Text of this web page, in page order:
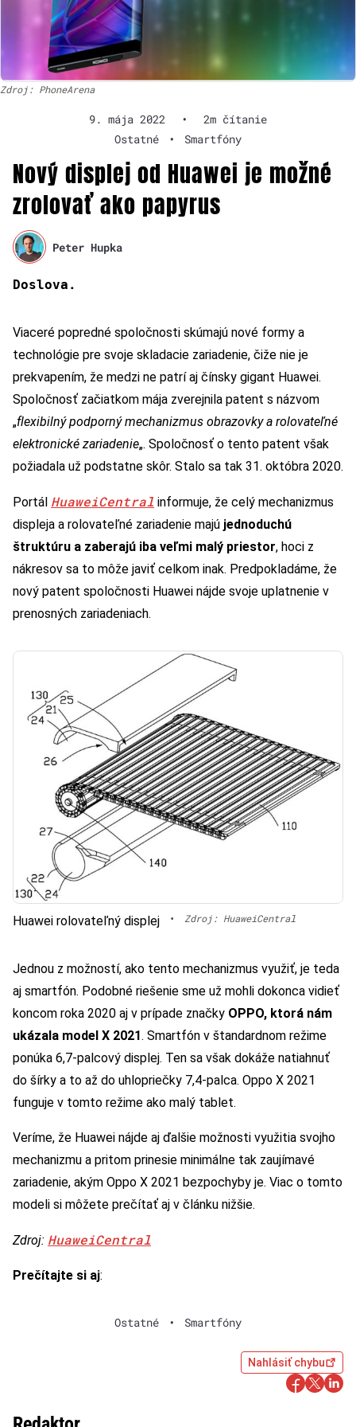
Zdroj: PhoneArena
9. mája 2022 •
2m čítanie
Ostatné
• Smartfóny
Nový displej od Huawei je možné
zrolovať ako papyrus
Peter Hupka
Doslova .
Viaceré popredné spoločnosti skúmajú nové formy a
technológie pre svoje skladacie zariadenie, čiže nie je
prekvapením, že medzi ne patrí aj čínsky gigant Huawei.
Spoločnosť začiatkom mája zverejnila patent s názvom
„flexibilný podporný mechanizmus obrazovky a rolovateľné
elektronické zariadenie„. Spoločnosť o tento patent však
požiadala už podstatne skôr. Stalo sa tak 31. októbra 2020.
Portál HuaweiCentral informuje, že celý mechanizmus
displeja a rolovateľné zariadenie majú jednoduchú
štruktúru a zaberajú iba veľmi malý priestor, hoci z
nákresov sa to môže javiť celkom inak. Predpokladáme, že
nový patent spoločnosti Huawei nájde svoje uplatnenie v
prenosných zariadeniach.
Huawei rolovateľný displej • Zdroj: HuaweiCentral
Jednou z možností, ako tento mechanizmus využiť, je teda
aj smartfón. Podobné riešenie sme už mohli dokonca vidieť
koncom roka 2020 aj v prípade značky OPPO, ktorá nám
ukázala model X 2021. Smartfón v štandardnom režime
ponúka 6,7-palcový displej. Ten sa však dokáže natiahnuť
do šírky a to až do uhlopriečky 7,4-palca. Oppo X 2021
funguje v tomto režime ako malý tablet.
Veríme, že Huawei nájde aj ďalšie možnosti využitia svojho
mechanizmu a pritom prinesie minimálne tak zaujímavé
zariadenie, akým Oppo X 2021 bezpochyby je. Viac o tomto
modeli si môžete prečítať aj v článku nižšie.
Zdroj: HuaweiCentral
Prečítajte si aj:
Ostatné • Smartfóny
Nahlásiť chybu